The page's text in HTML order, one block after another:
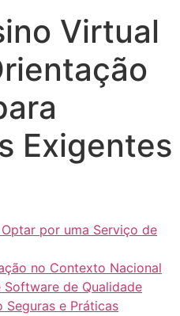
Virtual
Exigentes
por uma Serviço de
no Contexto Nacional
de Qualidade
Seguras e Práticas